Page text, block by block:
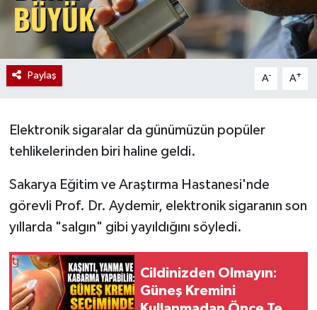
Paylaş A- A+
Elektronik sigaralar da günümüzün popüler
tehlikelerinden biri haline geldi.
Sakarya Eğitim ve Araştırma Hastanesi'nde
görevli Prof. Dr. Aydemir, elektronik sigaranın son
yıllarda "salgın" gibi yayıldığını söyledi.
Cildinizden Olmayın:
Güneş Kremini